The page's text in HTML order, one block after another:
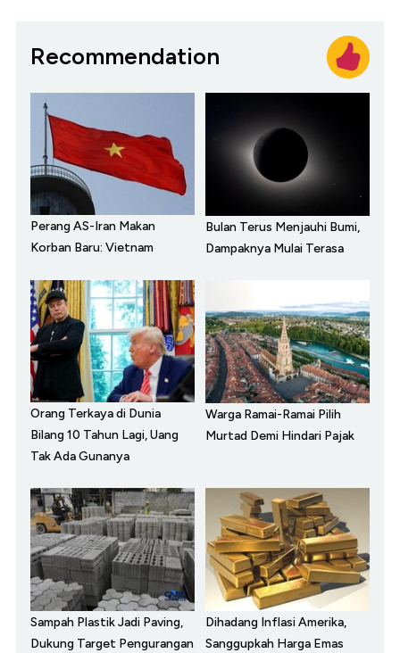
Recommendation
Perang AS-Iran Makan
Korban Baru: Vietnam
Bulan Terus Menjauhi Bumi,
Dampaknya Mulai Terasa
Orang Terkaya di Dunia
Bilang 10 Tahun Lagi, Uang
Tak Ada Gunanya
Warga Ramai-Ramai Pilih
Murtad Demi Hindari Pajak
Sampah Plastik Jadi Paving,
Dukung Target Pengurangan
Dihadang Inflasi Amerika,
Sanggupkah Harga Emas